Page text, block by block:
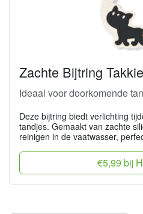
Zachte Bijtring
Ideaal voor doorkomende
Deze bijtring biedt verlichting
tandjes. Gemaakt van zachte
reinigen in de vaatwasser,
€5,99 bij